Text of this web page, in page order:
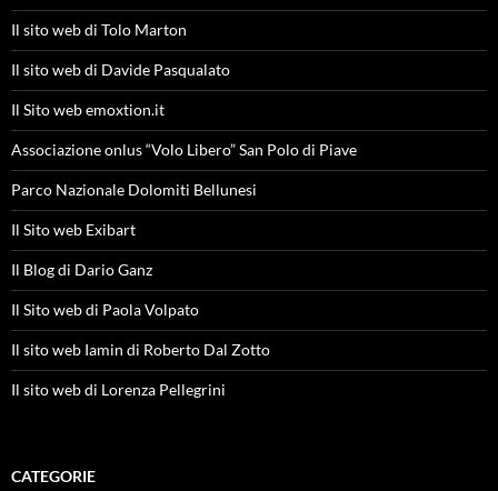
Il sito web di Tolo Marton
Il sito web di Davide Pasqualato
Il Sito web emoxtion.it
Associazione onlus “Volo Libero” San Polo di Piave
Parco Nazionale Dolomiti Bellunesi
Il Sito web Exibart
Il Blog di Dario Ganz
Il Sito web di Paola Volpato
Il sito web Iamin di Roberto Dal Zotto
Il sito web di Lorenza Pellegrini
CATEGORIE